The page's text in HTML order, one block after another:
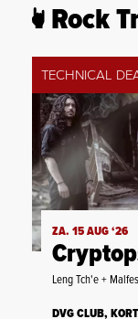
Rock
TECHNICAL
ZA. 15 AUG ‘26
Leng Tch'e +
DVG CLUB,